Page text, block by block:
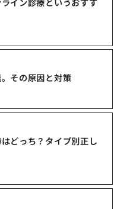
その原因と対策
どっち？タイプ別正し